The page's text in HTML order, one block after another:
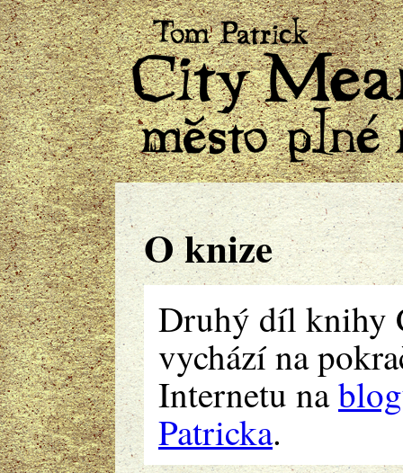
O knize
Druhý díl knihy
vychází na
Internetu na
Patricka.